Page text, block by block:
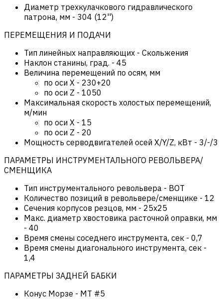
Диаметр трехкулачкового гидравлического
патрона, мм - 304 (12'')
ПЕРЕМЕЩЕНИЯ И ПОДАЧИ
Тип линейных направляющих - Скольжения
Наклон станины, град. - 45
Величина перемещений по осям, мм
по оси Х - 230+20
по оси Z - 1050
Максимальная скорость холостых перемещений,
м/мин
по оси Х - 15
по оси Z - 20
Мощность серводвигателей осей X/Y/Z, кВт - 3/-/3
ПАРАМЕТРЫ ИНСТРУМЕНТАЛЬНОГО РЕВОЛЬВЕРА/
СМЕНЩИКА
Тип инструментального револьвера - BOT
Количество позиций в револьвере/сменщике - 12
Сечения корпусов резцов, мм - 25х25
Макс. диаметр хвостовика расточной оправки, мм
- 40
Время смены соседнего инструмента, сек - 0,7
Время смены диагонального инструмента, сек -
1,4
ПАРАМЕТРЫ ЗАДНЕЙ БАБКИ
Конус Морзе - MT #5